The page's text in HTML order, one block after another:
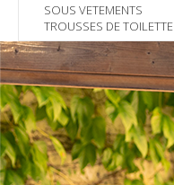
SOUS VETEMENTS
TROUSSES DE TOILETTE